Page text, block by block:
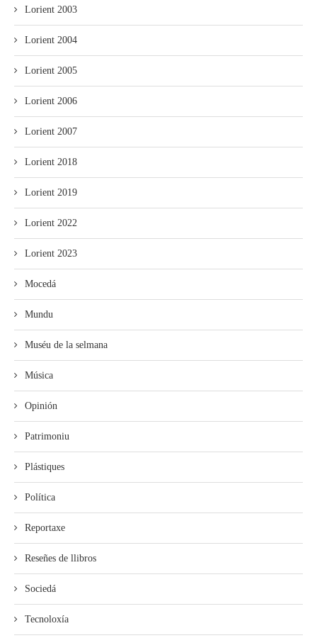
Lorient 2003
Lorient 2004
Lorient 2005
Lorient 2006
Lorient 2007
Lorient 2018
Lorient 2019
Lorient 2022
Lorient 2023
Mocedá
Mundu
Muséu de la selmana
Música
Opinión
Patrimoniu
Plástiques
Política
Reportaxe
Reseñes de llibros
Sociedá
Tecnoloxía